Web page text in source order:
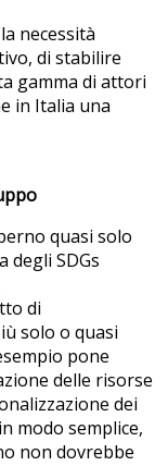
necessità
di stabilire
gamma di attori
in Italia una
quasi solo
degli SDGs
di
solo o quasi
pone
delle risorse
dei
modo semplice,
non dovrebbe